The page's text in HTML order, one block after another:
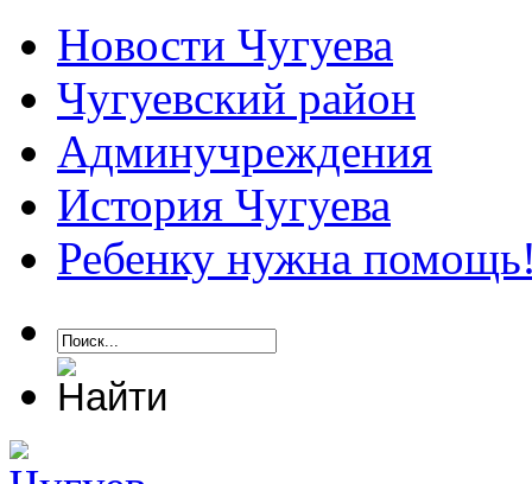
Новости Чугуева
Чугуевский район
Админучреждения
История Чугуева
Ребенку нужна